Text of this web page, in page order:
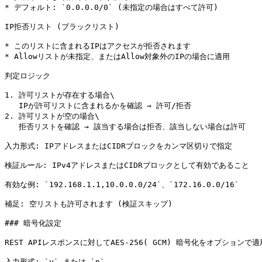
* デフォルト: `0.0.0.0/0` (未指定の場合はすべて許可)
IP拒否リスト (ブラックリスト)
* このリストに含まれるIPはアクセスが拒否されます
* Allowリストが未指定、またはAllow対象外のIPの場合に適用
判定ロジック
1. 許可リストが存在する場合\
2. 許可リストが空の場合\
入力形式: IPアドレスまたはCIDRブロックをカンマ区切りで指定
検証ルール: IPv4アドレスまたはCIDRブロックとして有効であること
有効な例: `192.168.1.1,10.0.0.0/24`、`172.16.0.0/16`
補足: 空リストも許可されます (検証スキップ)
### 暗号化設定
REST APIレスポンスに対してAES-256( GCM) 暗号化をオプションで適